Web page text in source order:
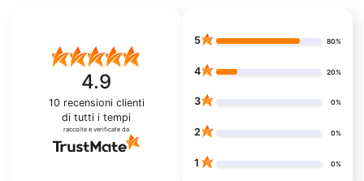
4.9
10 recensioni clienti
di tutti i tempi
raccolte e verificate da
5 80%
4 20%
3 0%
2 0%
1 0%